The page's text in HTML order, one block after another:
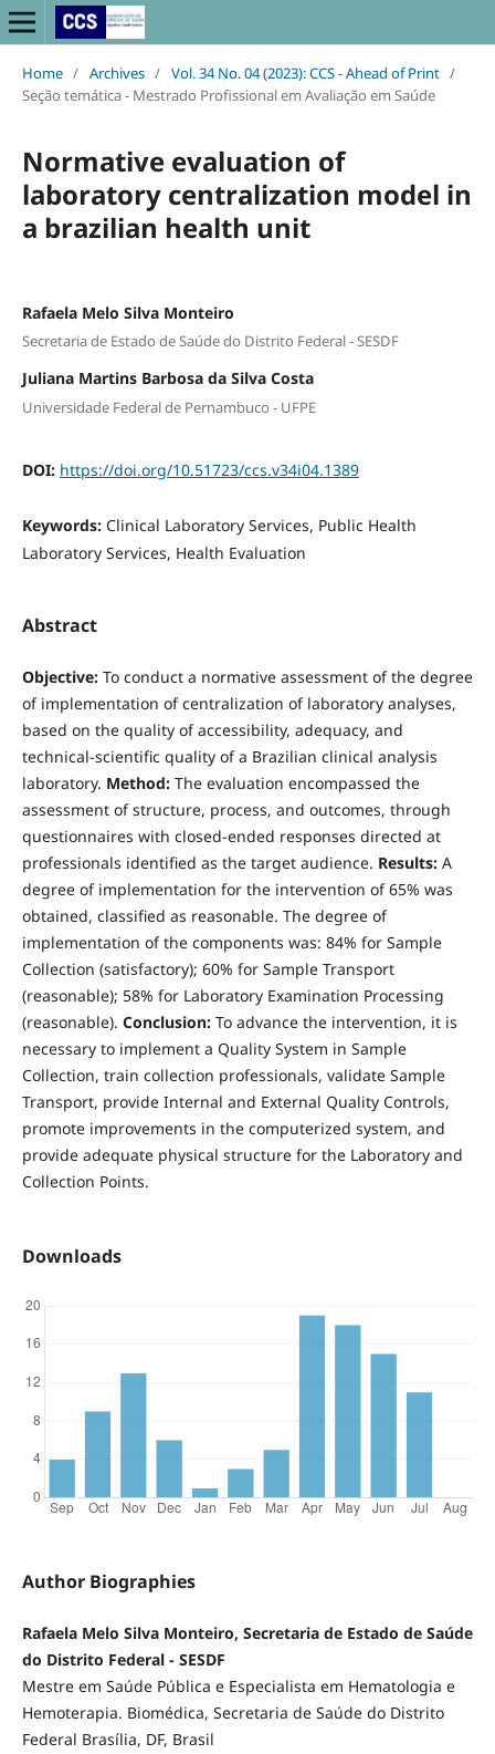
Home / Archives / Vol. 34 No. 04 (2023): CCS - Ahead of Print /
Seção temática - Mestrado Profissional em Avaliação em Saúde
Normative evaluation of
laboratory centralization model in
a brazilian health unit
Rafaela Melo Silva Monteiro
Secretaria de Estado de Saúde do Distrito Federal - SESDF
Juliana Martins Barbosa da Silva Costa
Universidade Federal de Pernambuco - UFPE
DOI: https://doi.org/10.51723/ccs.v34i04.1389
Keywords: Clinical Laboratory Services, Public Health
Laboratory Services, Health Evaluation
Abstract
Objective:To conduct a normative assessment of the degree
of implementation of centralization of laboratory analyses,
based on the quality of accessibility, adequacy, and
technical-scientific quality of a Brazilian clinical analysis
laboratory. Method:The evaluation encompassed the
assessment of structure, process, and outcomes, through
questionnaires with closed-ended responses directed at
professionals identified as the target audience. Results:A
degree of implementation for the intervention of 65% was
obtained, classified as reasonable. The degree of
implementation of the components was: 84% for Sample
Collection (satisfactory); 60% for Sample Transport
(reasonable); 58% for Laboratory Examination Processing
(reasonable). Conclusion:To advance the intervention, it is
necessary to implement a Quality System in Sample
Collection, train collection professionals, validate Sample
Transport, provide Internal and External Quality Controls,
promote improvements in the computerized system, and
provide adequate physical structure for the Laboratory and
Collection Points.
Downloads
Author Biographies
Rafaela Melo Silva Monteiro, Secretaria de Estado de Saúde
do Distrito Federal - SESDF
Mestre em Saúde Pública e Especialista em Hematologia e
Hemoterapia. Biomédica, Secretaria de Saúde do Distrito
Federal Brasília, DF, Brasil